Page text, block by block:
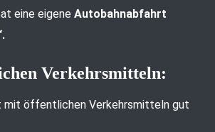
eine eigene Autobahnabfahrt
Verkehrsmitteln:
mit öffentlichen Verkehrsmitteln gut